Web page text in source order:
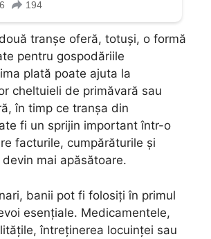
tranșe oferă, totuși, o formă
pentru gospodăriile
plată poate ajuta la
cheltuieli de primăvară sau
în timp ce tranșa din
fi un sprijin important într-o
facturile, cumpărăturile și
mai apăsătoare.
banii pot fi folosiți în primul
esențiale. Medicamentele,
întreținerea locuinței sau